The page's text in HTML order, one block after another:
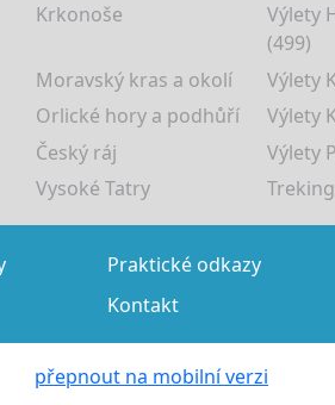
Krkonoše
Výlety
(499)
Moravský kras a okolí Výlety
Orlické hory a podhůří Výlety
Český ráj Výlety
Vysoké Tatry
Praktické odkazy
Kontakt
přepnout na mobilní verzi